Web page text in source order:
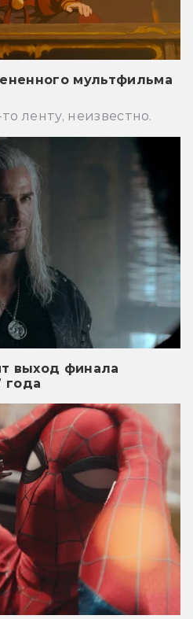
мультфильма
ленту, неизвестно.
выход финала
года